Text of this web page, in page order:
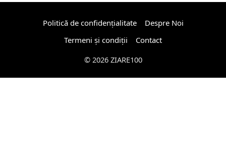
Politică de confidențialitate
Despre Noi
Termeni și condiții
Contact
© 2026 ZIARE100